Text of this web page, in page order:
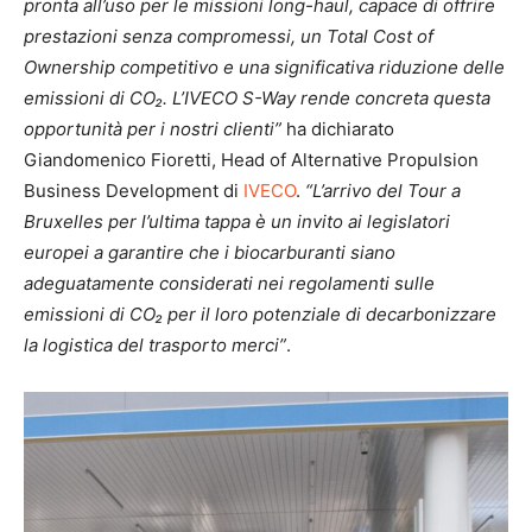
pronta all’uso per le missioni long-haul, capace di offrire
prestazioni senza compromessi, un Total Cost of
Ownership competitivo e una significativa riduzione delle
emissioni di CO₂. L’IVECO S-Way rende concreta questa
opportunità per i nostri clienti” ha dichiarato
Giandomenico Fioretti, Head of Alternative Propulsion
Business Development di IVECO. “L’arrivo del Tour a
Bruxelles per l’ultima tappa è un invito ai legislatori
europei a garantire che i biocarburanti siano
adeguatamente considerati nei regolamenti sulle
emissioni di CO₂ per il loro potenziale di decarbonizzare
la logistica del trasporto merci”.